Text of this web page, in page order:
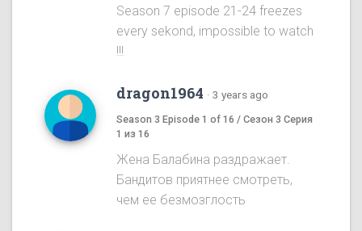
Season 7 episode 21-24 freezes
every sekond, impossible to watch
!!!
dragon1964 · 3 years ago
Season 3 Episode 1 of 16 / Сезон 3 Серия
1 из 16
Жена Балабина раздражает.
Бандитов приятнее смотреть,
чем ее безмозглость